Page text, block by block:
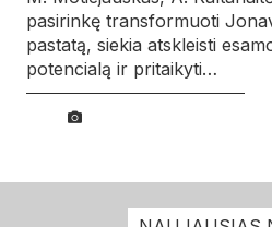
pasirinkę transformuoti
pastatą, siekia atskleisti
potencialą ir pritaikyti…